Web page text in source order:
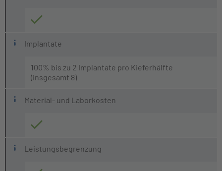
Implantate
100% bis zu 2 Implantate pro Kieferhälfte
(insgesamt 8)
Material- und Laborkosten
Leistungsbegrenzung